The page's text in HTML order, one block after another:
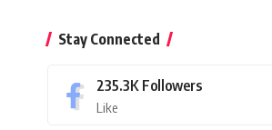
Stay Connected
235.3K Followers
Like